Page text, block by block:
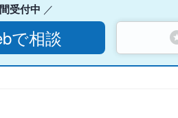
受付中
で相談